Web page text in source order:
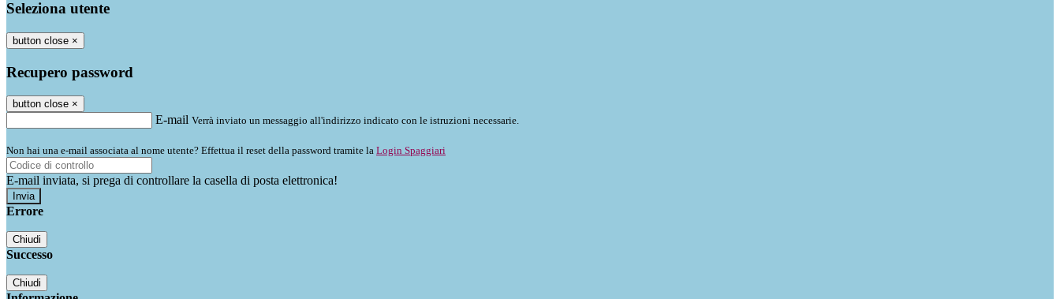
Seleziona utente
button close ×
Recupero password
button close ×
E-mail Verrà inviato un messaggio all'indirizzo indicato con le istruzioni necessarie.
Non hai una e-mail associata al nome utente? Effettua il reset della password tramite la Login Spaggiari
E-mail inviata, si prega di controllare la casella di posta elettronica!
Errore
Chiudi
Successo
Chiudi